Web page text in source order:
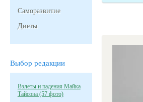
Саморазвитие
Диеты
Выбор редакции
Взлеты и падения Майка
Тайсона (57 фото)